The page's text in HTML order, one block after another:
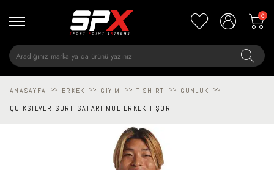
0
ANASAYFA >> ERKEK >> GIYIM >> T-SHIRT >> GÜNLÜK >>
QUIKSILVER SURF SAFARI MOE ERKEK TIŞÖRT